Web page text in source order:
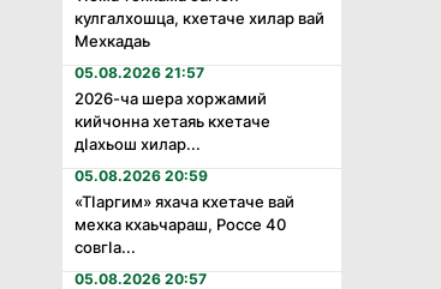
кулгалхошца, кхетаче хилар вай
Мехкадаь
05.08.2026 21:57
2026-ча шера хоржамий
кийчонна хетаяь кхетаче
дӏахьош хилар...
05.08.2026 20:59
«Тӏаргим» яхача кхетаче вай
мехка кхаьчараш, Россе 40
совгӏа...
05.08.2026 20:57